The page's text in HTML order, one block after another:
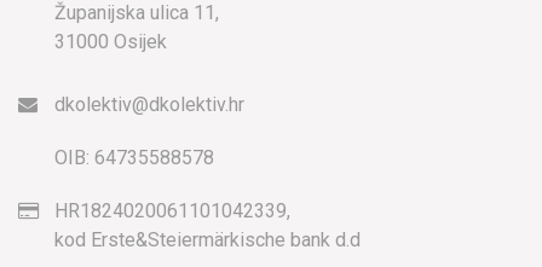
Županijska ulica 11,
31000 Osijek
dkolektiv@dkolektiv.hr
OIB: 64735588578
HR1824020061101042339,
kod Erste&Steiermärkische bank d.d